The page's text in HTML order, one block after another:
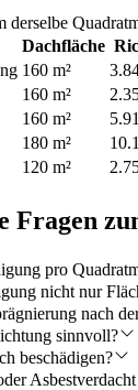
Dachfläche
160 m²
160 m²
160 m²
180 m²
120 m²
Fragen
pro
nicht nur
nach
sinnvoll?
beschädigen?